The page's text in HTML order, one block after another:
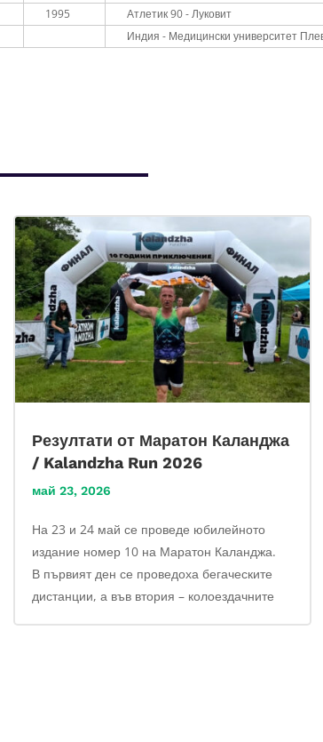
1995 Атлетик 90 - Луковит
Индия - Медицински университет
Резултати от Маратон Каланджа
/ Kalandzha Run 2026
май 23, 2026
На 23 и 24 май се проведе юбилейното
издание номер 10 на Маратон Каланджа.
В първият ден се проведоха бегаческите
дистанции, а във втория – колоездачните